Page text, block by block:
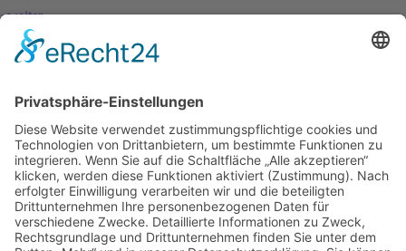
weiter »
IHK-News: Florist-Azubis zeigen blühende Kreativität bei
Wiesbaden, 19. Juni 2026 – Acht Florist-Azubis haben in der
weiter »
Schutzkonzept gegen sexualisierte Gewalt veröffentlicht
weiter »